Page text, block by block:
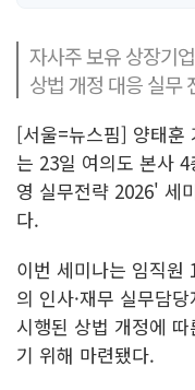
자사주 보유 상장기
상법 개정 대응 실무
[서울=뉴스핌] 양태훈
는 23일 여의도 본사
영 실무전략 2026' 세
다.
이번 세미나는 임직원
의 인사·재무 실무담
시행된 상법 개정에
기 위해 마련됐다.